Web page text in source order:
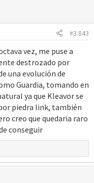
#3.843
vez, me puse a
destrozado por
una evolución de
Guardia, tomando en
ya que Kleavor se
piedra link, también
creo que quedaria raro
conseguir